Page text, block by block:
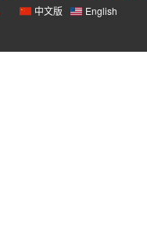
中文版 English